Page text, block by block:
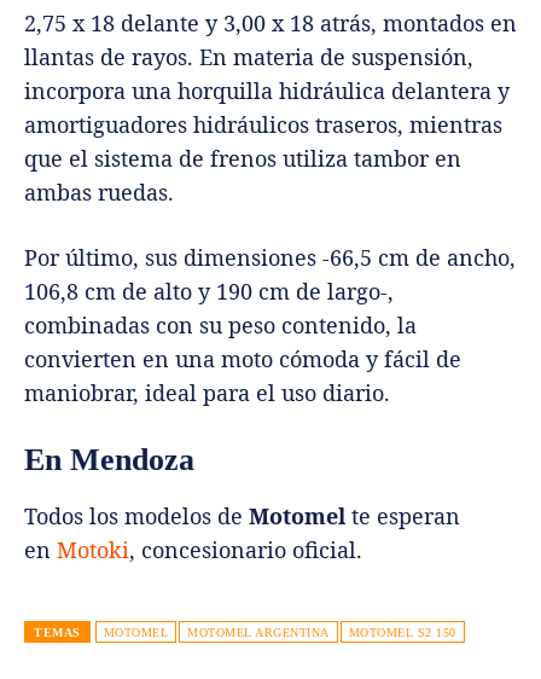
2,75 x 18 delante y 3,00 x 18 atrás, montados en
llantas de rayos. En materia de suspensión,
incorpora una horquilla hidráulica delantera y
amortiguadores hidráulicos traseros, mientras
que el sistema de frenos utiliza tambor en
ambas ruedas.
Por último, sus dimensiones -66,5 cm de ancho,
106,8 cm de alto y 190 cm de largo-,
combinadas con su peso contenido, la
convierten en una moto cómoda y fácil de
maniobrar, ideal para el uso diario.
En Mendoza
Todos los modelos de Motomel te esperan
en Motoki, concesionario oficial.
TEMAS MOTOMEL MOTOMEL ARGENTINA MOTOMEL S2 150